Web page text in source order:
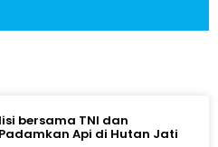
bersama TNI dan
Api di Hutan Jati